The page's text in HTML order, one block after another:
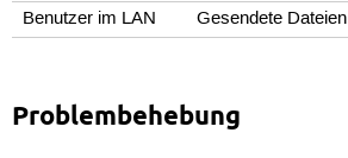
Benutzer im LAN Gesendete Dateien
Problembehebung